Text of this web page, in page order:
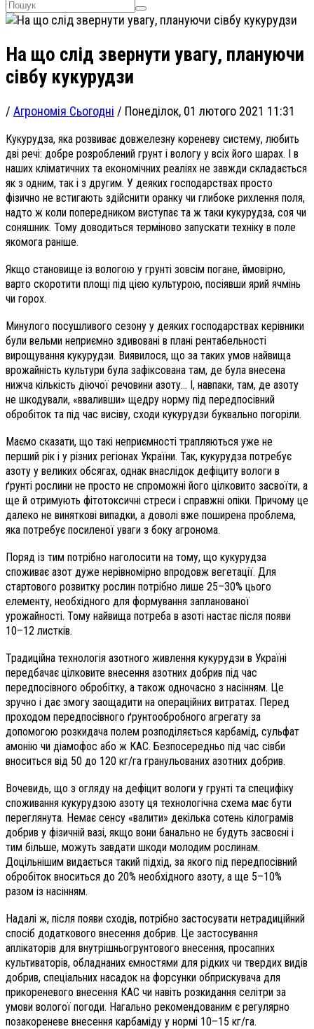
На що слід звернути увагу, плануючи
сівбу кукурудзи
/ Агрономія Сьогодні / Понеділок, 01 лютого 2021 11:31
Кукурудза, яка розвиває довжелезну кореневу систему, любить
дві речі: добре розроблений грунт і вологу у всіх його шарах. І в
наших кліматичних та економічних реаліях не завжди складається
як з одним, так і з другим. У деяких господарствах просто
фізично не встигають здійснити оранку чи глибоке рихлення поля,
надто ж коли попередником виступає та ж таки кукурудза, соя чи
соняшник. Тому доводиться терміново запускати техніку в поле
якомога раніше.
Якщо становище із вологою у грунті зовсім погане, ймовірно,
варто скоротити площі під цією культурою, посіявши ярий ячмінь
чи горох.
Минулого посушливого сезону у деяких господарствах керівники
були вельми неприємно здивовані в плані рентабельності
вирощування кукурудзи. Виявилося, що за таких умов найвища
врожайність культури була зафіксована там, де була внесена
нижча кількість діючої речовини азоту… І, навпаки, там, де азоту
не шкодували, «вваливши» щедру норму під передпосівний
обробіток та під час висіву, сходи кукурудзи буквально погоріли.
Маємо сказати, що такі неприємності трапляються уже не
перший рік і у різних регіонах України. Так, кукурудза потребує
азоту у великих обсягах, однак внаслідок дефіциту вологи в
ґрунті рослини не просто не спроможні його цілковито засвоїти, а
ще й отримують фітотоксичні стреси і справжні опіки. Причому це
далеко не виняткові випадки, а доволі вже поширена проблема,
яка потребує посиленої уваги з боку агронома.
Поряд із тим потрібно наголосити на тому, що кукурудза
споживає азот дуже нерівномірно впродовж вегетації. Для
стартового розвитку рослин потрібно лише 25–30% цього
елементу, необхідного для формування запланованої
урожайності. Тому найвища потреба в азоті настає після появи
10–12 листків.
Традиційна технологія азот­ного живлення кукурудзи в Україні
передбачає цілковите внесення азотних добрив під час
передпосівного обробітку, а також одночасно з насінням. Це
зручно і дає змогу заощадити на операційних витратах. Перед
проходом передпосівного ґрунтообробного агрегату за
допомогою розкидача полем розподіляється карбамід, сульфат
амонію чи діамофос або ж КАС. Безпосередньо під час сівби
вноситься від 50 до 120 кг/га гранульованих азотних добрив.
Вочевидь, що з огляду на дефіцит вологи у грунті та специфіку
споживання кукурудзою азоту ця технологічна схема має бути
переглянута. Немає сенсу «валити» декілька сотень кілограмів
добрив у фізичній вазі, якщо вони банально не будуть засвоєні і
тим більше, можуть завдати шкоди молодим рослинам.
Доцільнішим видається такий підхід, за якого під передпосівний
обробіток вноситься до 20% необхідного азоту, а ще 5–10%
разом із насінням.
Надалі ж, після появи сходів, потрібно застосувати нетрадиційний
спосіб додаткового внесення добрив. Це застосування
аплікаторів для внутрішньогрунтового внесення, просапних
культиваторів, обладнаних ємностями для рідких чи твердих видів
добрив, спеціальних насадок на форсунки обприскувача для
прикореневого внесення КАС чи навіть розкидання селітри за
умови вологої погоди. Нагально рекомендованим є регулярно
позакореневе внесення карбаміду у нормі 10–15 кг/га.